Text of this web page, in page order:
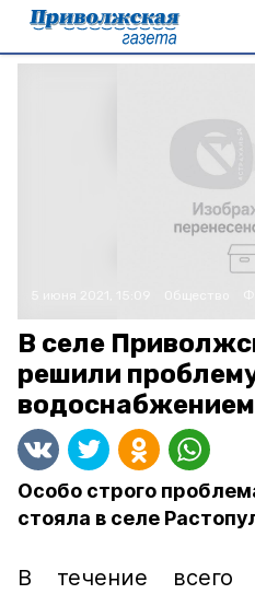
В селе
решили
водоснабжением
Особо строго
стояла в селе
В течение всего